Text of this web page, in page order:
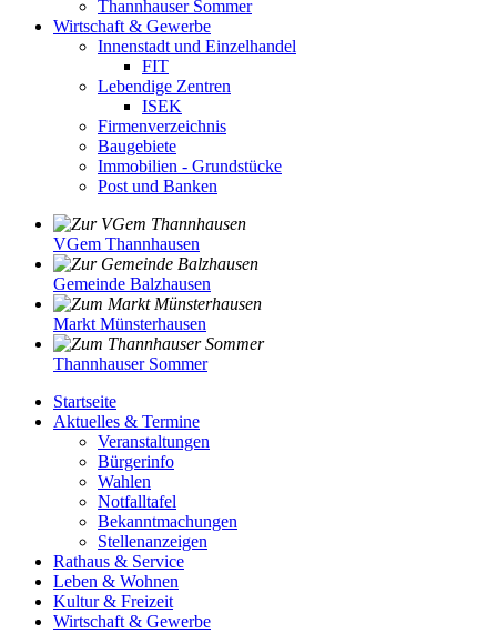
Thannhauser Sommer
Wirtschaft & Gewerbe
Innenstadt und Einzelhandel
FIT
Lebendige Zentren
ISEK
Firmenverzeichnis
Baugebiete
Immobilien - Grundstücke
Post und Banken
VGem Thannhausen
Gemeinde Balzhausen
Markt Münsterhausen
Thannhauser Sommer
Startseite
Aktuelles & Termine
Veranstaltungen
Bürgerinfo
Wahlen
Notfalltafel
Bekanntmachungen
Stellenanzeigen
Rathaus & Service
Leben & Wohnen
Kultur & Freizeit
Wirtschaft & Gewerbe